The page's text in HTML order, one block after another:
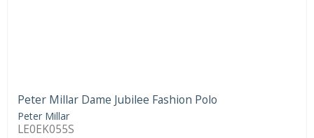
Peter Millar Dame Jubilee Fashion Polo
Peter Millar
LE0EK055S